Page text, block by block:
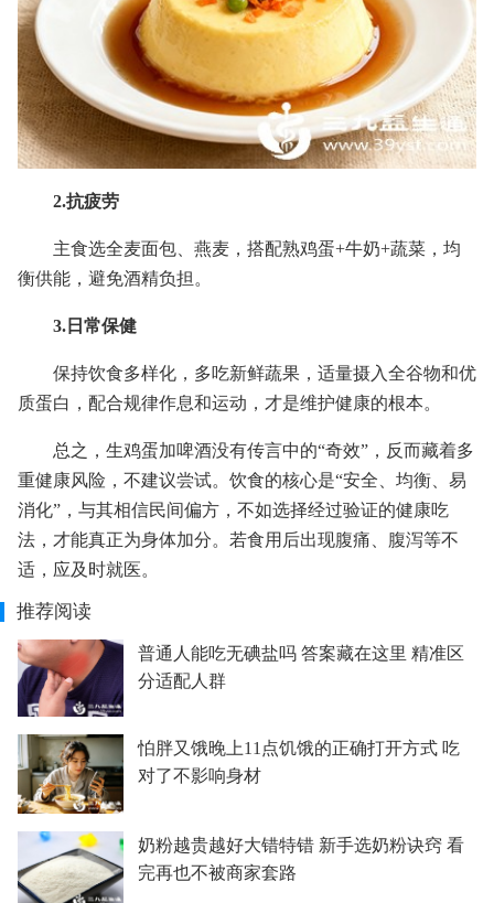
2.抗疲劳
主食选全麦面包、燕麦，搭配熟鸡蛋+牛奶+蔬菜，均
衡供能，避免酒精负担。
3.日常保健
保持饮食多样化，多吃新鲜蔬果，适量摄入全谷物和优
质蛋白，配合规律作息和运动，才是维护健康的根本。
总之，生鸡蛋加啤酒没有传言中的“奇效”，反而藏着多
重健康风险，不建议尝试。饮食的核心是“安全、均衡、易
消化”，与其相信民间偏方，不如选择经过验证的健康吃
法，才能真正为身体加分。若食用后出现腹痛、腹泻等不
适，应及时就医。
推荐阅读
普通人能吃无碘盐吗 答案藏在这里 精准区
分适配人群
怕胖又饿晚上11点饥饿的正确打开方式 吃
对了不影响身材
奶粉越贵越好大错特错 新手选奶粉诀窍 看
完再也不被商家套路